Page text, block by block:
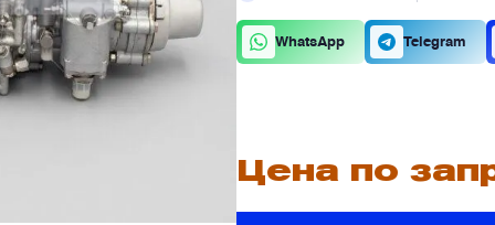
WhatsApp Telegram
Цена по